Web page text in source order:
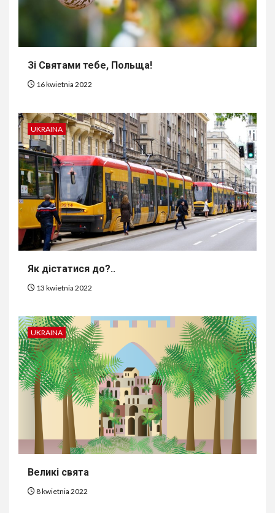
Зі Святами тебе, Польща!
16 kwietnia 2022
UKRAINA
Як дістатися до?..
13 kwietnia 2022
UKRAINA
Великі свята
8 kwietnia 2022